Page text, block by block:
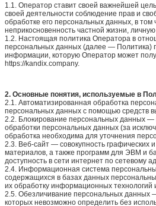
1.1. Оператор ставит своей важнейшей
своей деятельности соблюдение прав и
обработке его персональных данных, в
неприкосновенность частной жизни,
1.2. Настоящая политика Оператора в
персональных данных (далее — Политика)
информации, которую Оператор может
https://kandix.company.
2. Основные понятия, используемые в
2.1. Автоматизированная обработка
персональных данных с помощью средств
2.2. Блокирование персональных данных
обработки персональных данных (за
обработка необходима для уточнения
2.3. Веб-сайт — совокупность
материалов, а также программ для ЭВМ и
доступность в сети интернет по сетевому
2.4. Информационная система
содержащихся в базах данных
их обработку информационных технологий
2.5. Обезличивание персональных данных
которых невозможно определить без